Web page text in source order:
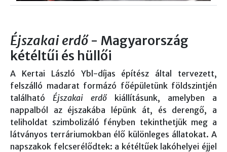
Éjszakai erdő- Magyarország
kétéltűi és hüllői
A Kertai László Ybl-díjas építész által tervezett,
felszálló madarat formázó főépületünk földszintjén
található Éjszakai erdő kiállításunk, amelyben a
nappalból az éjszakába lépünk át, és derengő, a
teliholdat szimbolizáló fényben tekinthetjük meg a
látványos terráriumokban élő különleges állatokat. A
napszakok felcserélődtek: a kétéltűek lakóhelyei éjjel